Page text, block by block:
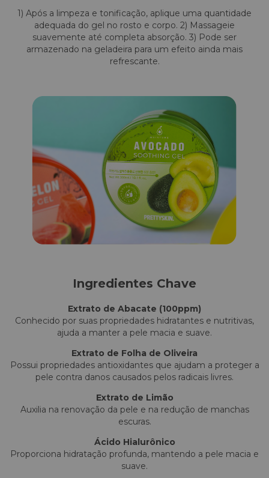
1) Após a limpeza e tonificação, aplique uma quantidade
adequada do gel no rosto e corpo. 2) Massageie
suavemente até completa absorção. 3) Pode ser
armazenado na geladeira para um efeito ainda mais
refrescante.
Ingredientes Chave
Extrato de Abacate (100ppm)
Conhecido por suas propriedades hidratantes e nutritivas,
ajuda a manter a pele macia e suave.
Extrato de Folha de Oliveira
Possui propriedades antioxidantes que ajudam a proteger a
pele contra danos causados pelos radicais livres.
Extrato de Limão
Auxilia na renovação da pele e na redução de manchas
escuras.
Ácido Hialurônico
Proporciona hidratação profunda, mantendo a pele macia e
suave.